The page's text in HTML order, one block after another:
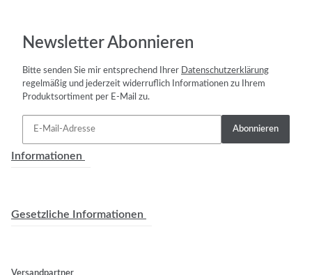
Newsletter Abonnieren
Bitte senden Sie mir entsprechend Ihrer Datenschutzerklärung
regelmäßig und jederzeit widerruflich Informationen zu Ihrem
Produktsortiment per E-Mail zu.
Abonnieren
Informationen
Gesetzliche Informationen